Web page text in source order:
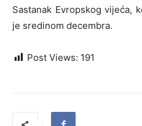
Sastanak Evropskog vijeća,
je sredinom decembra.
Post Views: 191